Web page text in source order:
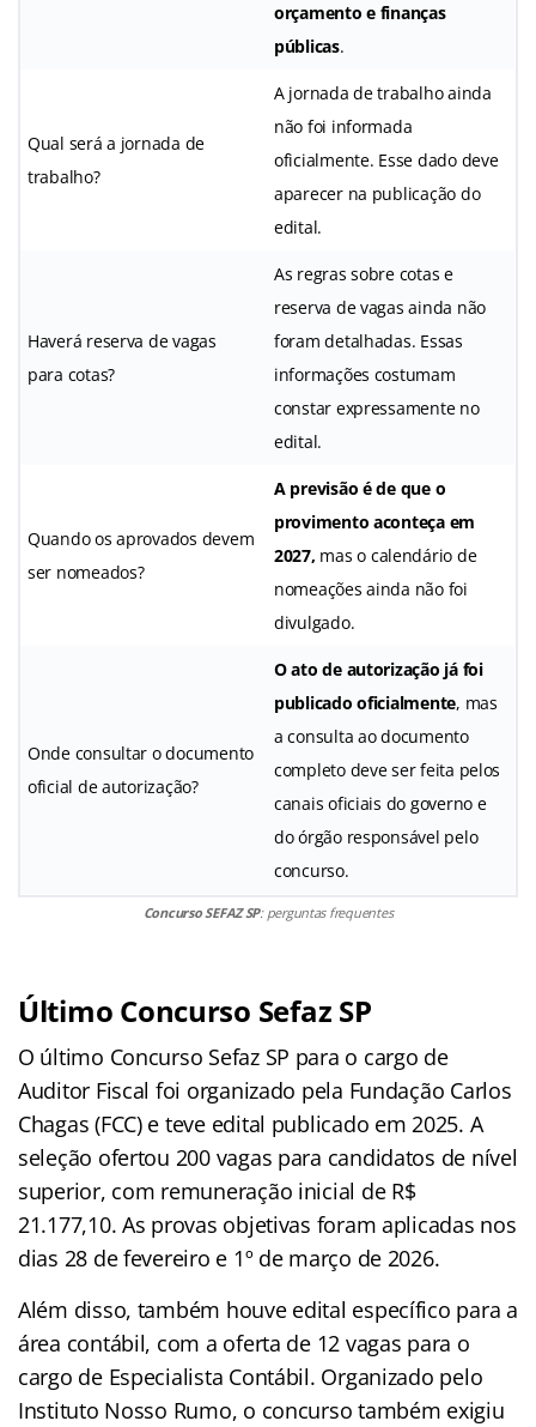
orçamento e finanças
públicas.
Qual será a jornada de
trabalho?
A jornada de trabalho ainda
não foi informada
oficialmente. Esse dado deve
aparecer na publicação do
edital.
Haverá reserva de vagas
para cotas?
As regras sobre cotas e
reserva de vagas ainda não
foram detalhadas. Essas
informações costumam
constar expressamente no
edital.
Quando os aprovados devem
ser nomeados?
A previsão é de que o
provimento aconteça em
2027, mas o calendário de
nomeações ainda não foi
divulgado.
Onde consultar o documento
oficial de autorização?
O ato de autorização já foi
publicado oficialmente, mas
a consulta ao documento
completo deve ser feita pelos
canais oficiais do governo e
do órgão responsável pelo
concurso.
Concurso SEFAZ SP: perguntas frequentes
Último Concurso Sefaz SP
O último Concurso Sefaz SP para o cargo de
Auditor Fiscal foi organizado pela Fundação Carlos
Chagas (FCC) e teve edital publicado em 2025. A
seleção ofertou 200 vagas para candidatos de nível
superior, com remuneração inicial de R$
21.177,10. As provas objetivas foram aplicadas nos
dias 28 de fevereiro e 1º de março de 2026.
Além disso, também houve edital específico para a
área contábil, com a oferta de 12 vagas para o
cargo de Especialista Contábil. Organizado pelo
Instituto Nosso Rumo, o concurso também exigiu